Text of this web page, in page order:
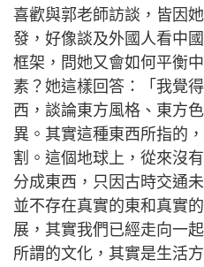
喜歡與郭老師訪談，皆因
發，好像談及外國人看中
框架，問她又會如何平衡
素？她這樣回答：「我覺
西，談論東方風格、東方
異。其實這種東西所指的
割。這個地球上，從來沒
分成東西，只因古時交通
並不存在真實的東和真實
展，其實我們已經走向一
所謂的文化，其實是生活